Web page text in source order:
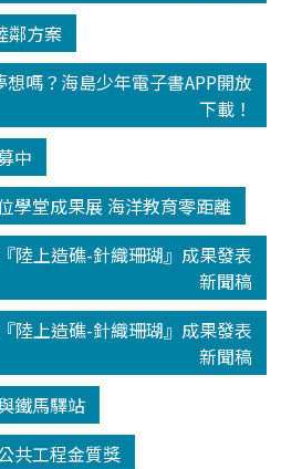
鄰方案
嗎？海島少年電子書APP開放
下載！
中
學堂成果展 海洋教育零距離
陸上造礁-針織珊瑚』成果發表
新聞稿
陸上造礁-針織珊瑚』成果發表
新聞稿
鐵馬驛站
共工程金質獎